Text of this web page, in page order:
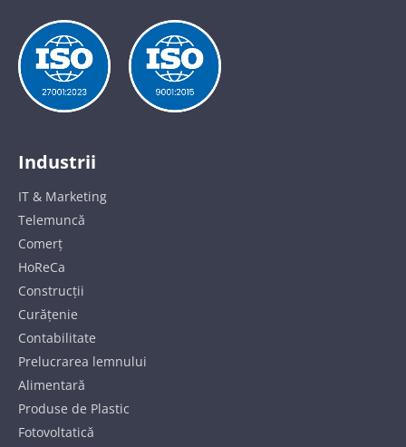
Industrii
IT & Marketing
Telemuncă
Comerț
HoReCa
Construcții
Curățenie
Contabilitate
Prelucrarea lemnului
Alimentară
Produse de Plastic
Fotovoltatică